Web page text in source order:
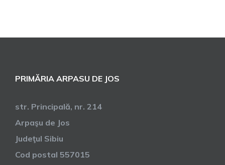
PRIMĂRIA ARPASU DE JOS
str. Principală, nr. 214
Arpaşu de Jos
Judeţul Sibiu
Cod postal 557015